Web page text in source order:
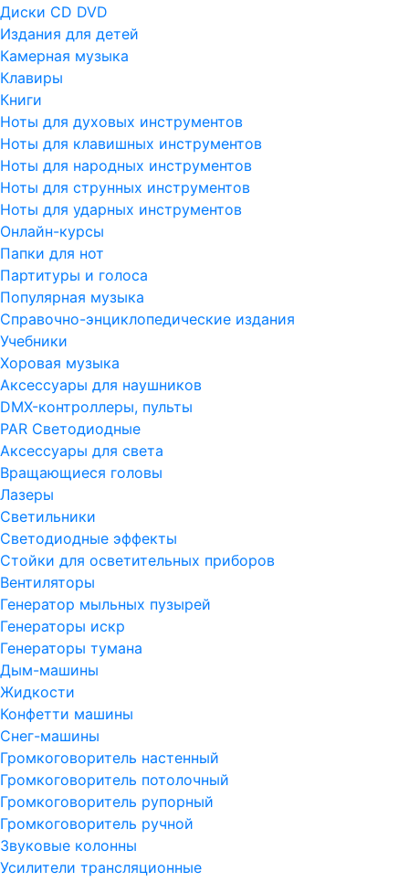
Диски CD DVD
Издания для детей
Камерная музыка
Клавиры
Книги
Ноты для духовых инструментов
Ноты для клавишных инструментов
Ноты для народных инструментов
Ноты для струнных инструментов
Ноты для ударных инструментов
Онлайн-курсы
Папки для нот
Партитуры и голоса
Популярная музыка
Справочно-энциклопедические издания
Учебники
Хоровая музыка
Аксессуары для наушников
DMX-контроллеры, пульты
PAR Светодиодные
Аксессуары для света
Вращающиеся головы
Лазеры
Светильники
Светодиодные эффекты
Стойки для осветительных приборов
Вентиляторы
Генератор мыльных пузырей
Генераторы искр
Генераторы тумана
Дым-машины
Жидкости
Конфетти машины
Снег-машины
Громкоговоритель настенный
Громкоговоритель потолочный
Громкоговоритель рупорный
Громкоговоритель ручной
Звуковые колонны
Усилители трансляционные